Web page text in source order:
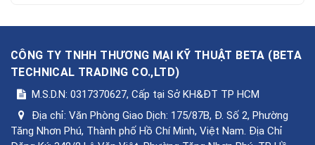
CÔNG TY TNHH THƯƠNG MẠI KỸ THUẬT BETA (BETA
TECHNICAL TRADING CO.,LTD)
M.S.D.N: 0317370627, Cấp tại Sở KH&ĐT TP HCM
Địa chỉ: Văn Phòng Giao Dịch: 175/87B, Đ. Số 2, Phường
Tăng Nhơn Phú, Thành phố Hồ Chí Minh, Việt Nam. Địa Chỉ